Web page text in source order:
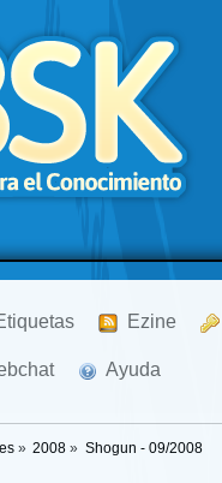
Ezine
Ayuda
» 2008 » Shogun - 09/2008